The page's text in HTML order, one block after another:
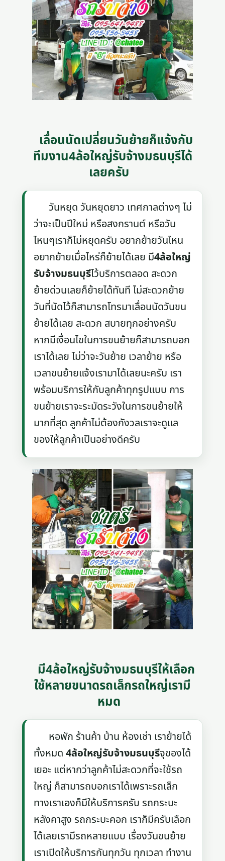
เลื่อนนัดเปลี่ยนวันย้ายก็แจ้งกับ
ทีมงาน4ล้อใหญ่รับจ้างมธนบุรีได้
เลยครับ
วันหยุด วันหยุดยาว เทศกาลต่างๆ ไม่
ว่าจะเป็นปีใหม่ หรือสงกรานต์ หรือวัน
ไหนๆเราก็ไม่หยุดครับ อยากย้ายวันไหน
อยากย้ายเมื่อไหร่ก็ย้ายได้เลย มี4ล้อใหญ่
รับจ้างมธนบุรีไว้บริการตลอด สะดวก
ย้ายด่วนเลยก็ย้ายได้ทันที ไม่สะดวกย้าย
วันที่นัดไว้ก็สามารถโทรมาเลื่อนนัดวันขน
ย้ายได้เลย สะดวก สบายทุกอย่างครับ
หากมีเงื่อนไขในการขนย้ายก็สามารถบอก
เราได้เลย ไม่ว่าจะวันย้าย เวลาย้าย หรือ
เวลาขนย้ายแจ้งเรามาได้เลยนะครับ เรา
พร้อมบริการให้กับลูกค้าทุกรูปแบบ การ
ขนย้ายเราจะระมัดระวังในการขนย้ายให้
มากที่สุด ลูกค้าไม่ต้องกังวลเราจะดูแล
ของให้ลูกค้าเป็นอย่างดีครับ
มี4ล้อใหญ่รับจ้างมธนบุรีให้เลือก
ใช้หลายขนาดรถเล็กรถใหญ่เรามี
หมด
หอพัก ร้านค้า บ้าน ห้องเช่า เราย้ายได้
ทั้งหมด4ล้อใหญ่รับจ้างมธนบุรีจุของได้
เยอะ แต่หากว่าลูกค้าไม่สะดวกที่จะใช้รถ
ใหญ่ ก็สามารถบอกเราได้เพราะรถเล็ก
ทางเราเองก็มีให้บริการครับ รถกระบะ
หลังคาสูง รถกระบะคอก เราก็มีครับเลือก
ได้เลยเรามีรถหลายแบบ เรื่องวันขนย้าย
เราเปิดให้บริการกันทุกวัน ทุกเวลา ทำงาน